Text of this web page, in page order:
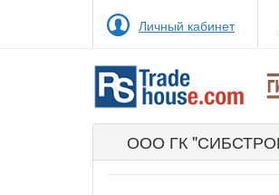
Личный кабинет
ООО ГК